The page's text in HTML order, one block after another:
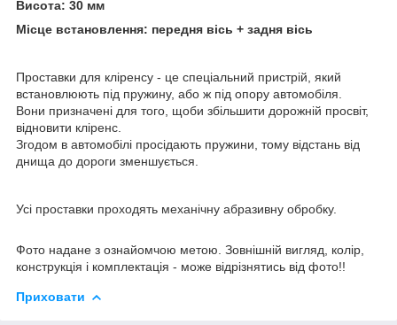
Висота: 30 мм
Місце встановлення: передня вісь + задня вісь
Проставки для кліренсу - це спеціальний пристрій, який
встановлюють під пружину, або ж під опору автомобіля.
Вони призначені для того, щоби збільшити дорожній просвіт,
відновити кліренс.
Згодом в автомобілі просідають пружини, тому відстань від
днища до дороги зменшується.
Усі проставки проходять механічну абразивну обробку.
Фото надане з ознайомчою метою. Зовнішній вигляд, колір,
конструкція і комплектація - може відрізнятись від фото!!
Приховати